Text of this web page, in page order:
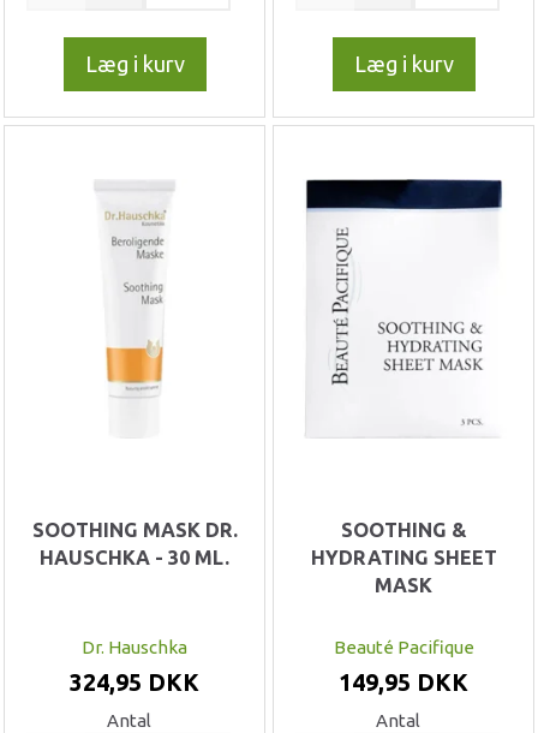
Læg i kurv Læg i kurv
SOOTHING MASK DR.
HAUSCHKA - 30 ML.
Dr. Hauschka
324,95 DKK
Antal
SOOTHING &
HYDRATING SHEET
MASK
Beauté Pacifique
149,95 DKK
Antal